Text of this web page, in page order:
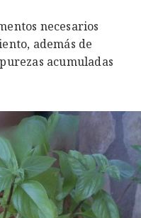
necesarios
además de
acumuladas